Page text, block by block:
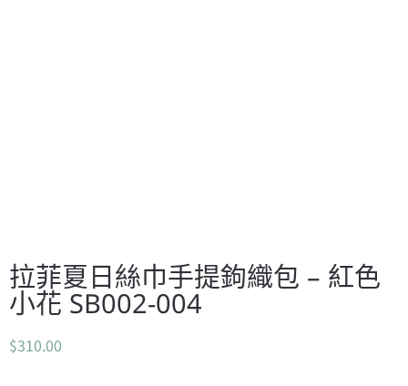
拉菲夏日絲巾手提鉤織包 – 紅色
小花 SB002-004
$310.00